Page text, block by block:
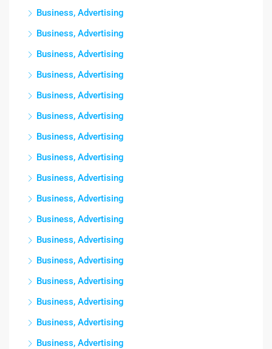
Business, Advertising
Business, Advertising
Business, Advertising
Business, Advertising
Business, Advertising
Business, Advertising
Business, Advertising
Business, Advertising
Business, Advertising
Business, Advertising
Business, Advertising
Business, Advertising
Business, Advertising
Business, Advertising
Business, Advertising
Business, Advertising
Business, Advertising